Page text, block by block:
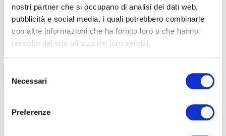
nostri partner che si occupano di analisi dei dati web,
pubblicità e social media, i quali potrebbero combinarle
con altre informazioni che ha fornito loro o che hanno
raccolto dal suo utilizzo dei loro servizi.
delNecessari
Preferenze